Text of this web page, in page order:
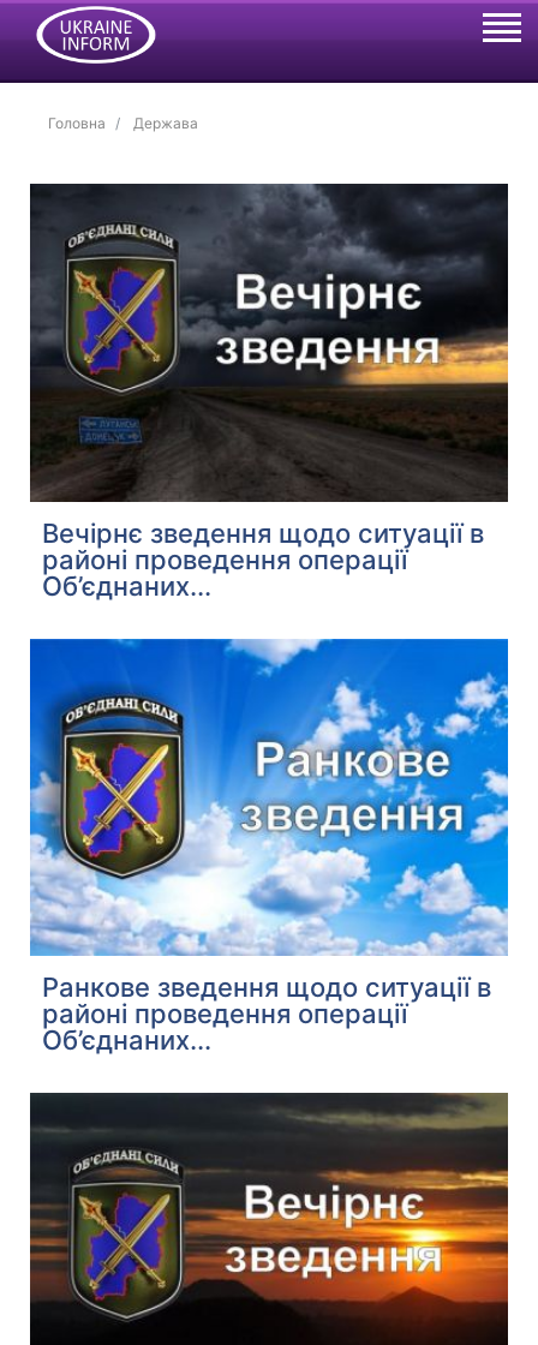
Головна Держава
Вечірнє зведення щодо ситуації в
районі проведення операції
Об’єднаних...
Ранкове зведення щодо ситуації в
районі проведення операції
Об’єднаних...